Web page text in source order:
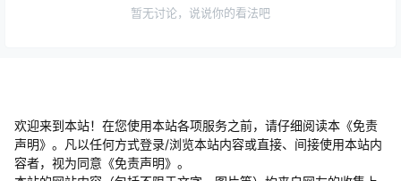
容者，视为同意《免责声明》。
本站的网站内容（包括不限于文字、图片等）均来自网友的收集上
传和分享，其中可能包含不准确性或错误的信息，用户需自行甄